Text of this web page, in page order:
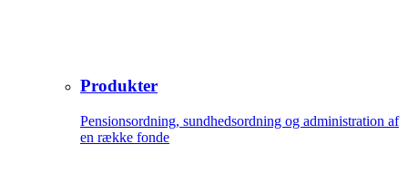
Produkter
Pensionsordning, sundhedsordning og administration af
en række fonde